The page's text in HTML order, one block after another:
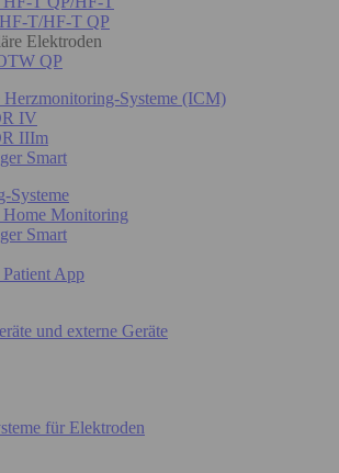
T/HF-T QP
Elektroden
QP
Herzmonitoring-Systeme (ICM)
IV
IIIm
Smart
Systeme
Monitoring
Smart
App
und externe Geräte
für Elektroden